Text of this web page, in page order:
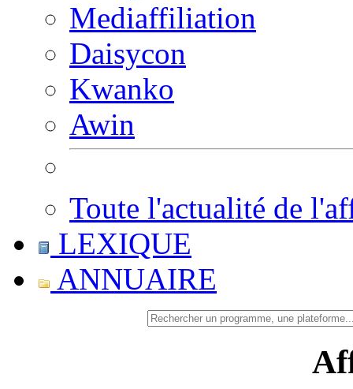
Mediaffiliation
Daisycon
Kwanko
Awin
Toute l'actualité de
LEXIQUE
ANNUAIRE